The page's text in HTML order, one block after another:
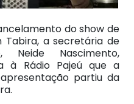
do show de
Tabira, a secretária de
Neide Nascimento,
à Rádio Pajeú que a
partiu da